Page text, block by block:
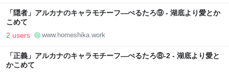
「隠者」アルカナのキャラモチーフ―ぺるたろ⑨ - 湖底より愛とか
こめて
2 users www.homeshika.work
「正義」アルカナのキャラモチーフ―ぺるたろ⑧-2 - 湖底より愛と
かこめて